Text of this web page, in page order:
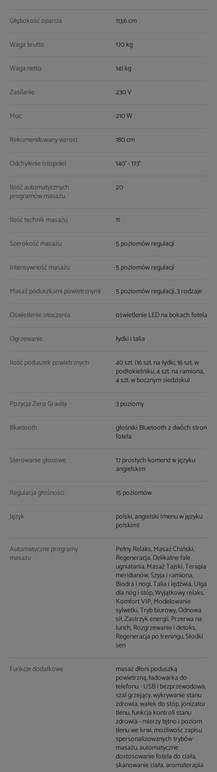
Głębokość oparcia 113,6 cm
Waga brutto 170 kg
Waga netto 141 kg
Zasilanie 230 V
Moc 210 W
Rekomendowany wzrost 180 cm
Odchylenie (stopnie) 140° - 173°
Ilość automatycznych
programów masażu
20
Ilość technik masażu 11
Szerokość masażu 5 poziomów regulacji
Intensywność masażu 5 poziomów regulacji
Masaż poduszkami powietrznymi 5 poziomów regulacji, 3 rodzaje
Oświetlenie otoczenia oświetlenie LED na bokach fotela
Ogrzewanie łydki i talia
Ilość poduszek powietrznych 40 szt. (16 szt. na łydki, 16 szt. w
podłokietniku, 4 szt. na ramiona,
4 szt. w bocznym siedzisku)
Pozycja Zero Gravity 3 poziomy
Bluetooth głośniki Bluetooth z dwóch stron
fotela
Sterowanie głosowe 17 prostych komend w języku
angielskim
Regulacja głośności 15 poziomów
Język polski, angielski (menu w języku
polskim)
Automatyczne programy
masażu
Pełny Relaks, Masaż Chiński,
Regeneracja, Delikatne fale
ugniatania, Masaż Tajski, Terapia
meridianów, Szyja i ramiona,
Biodra i nogi, Talia i lędźwia, Ulga
dla nóg i stóp, Wyjątkowy relaks,
Komfort VIP, Modelowanie
sylwetki, Tryb biurowy, Odnowa
sił, Zastrzyk energii, Przerwa na
lunch, Rozgrzewanie i detoks,
Regeneracja po treningu, Słodki
sen
Funkcje dodatkowe masaż dłoni poduszką
powietrzną, ładowarka do
telefonu - USB i bezprzewodowa,
szal grzejący, wykrywanie stanu
zdrowia, wałek do stóp, jonizator
tlenu, funkcja kontroli stanu
zdrowia - mierzy tętno i poziom
tlenu we krwi, możliwośc zapisu
spersonalizowanych trybów
masażu, automatyczne
dostosowanie fotela do ciała,
skanowanie ciała, aromaterapia